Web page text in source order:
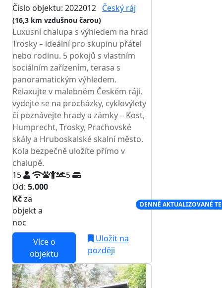
Číslo objektu: 2022012 Český ráj
(16,3 km vzdušnou čarou)
Luxusní chalupa s výhledem na hrad
Trosky – ideální pro skupinu přátel
nebo rodinu. 5 pokojů s vlastním
sociálním zařízením, terasa s
panoramatickým výhledem.
Relaxujte v malebném Českém ráji,
vydejte se na procházky, cyklovýlety
či poznávejte hrady a zámky – Kost,
Humprecht, Trosky, Prachovské
skály a Hruboskalské skalní město.
Kola bezpečně uložíte přímo v
chalupě.
15
5
Od: 5.000
Kčza
objekt a
noc
DENNĚ AKTUALIZOVANÉ
Více o
objektu
Uložit na
později